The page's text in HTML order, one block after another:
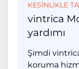
KESİNLİKLE
vintrica
yardımı
Şimdi
koruma